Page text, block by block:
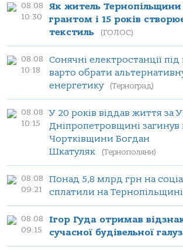
08.08
10:30
Як житель Тернопільщини
грантом і 15 років
текстиль
(ГОЛОС)
08.08
10:18
Сонячні електростанції
варто обрати
енергетику
(Терноград)
08.08
10:15
У 20 років віддав життя за
Дніпропетровщині загинув
Чортківщини Богдан
Шкатуляк
(Тернополяни)
08.08
09:21
Понад 5,8 млрд грн на
сплатили на Тернопільщині
08.08
09:15
Ігор Гуда отримав
сучасної будівельної